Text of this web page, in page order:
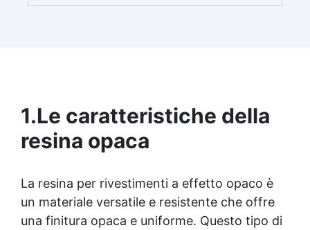
brillante e uniforme in ogni condizione.
1.Le caratteristiche della
resina opaca
La resina per rivestimenti a effetto opaco è
un materiale versatile e resistente che offre
una finitura opaca e uniforme. Questo tipo di